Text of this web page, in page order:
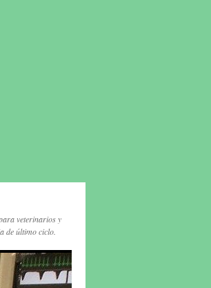
veterinarios y
de último ciclo.